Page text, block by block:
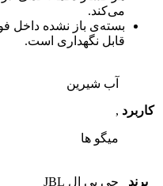
می‌کند.
قابل نگهداری است.
کاربرد
آب شیرین
,
میگو ها
برند جی بی ال JBL